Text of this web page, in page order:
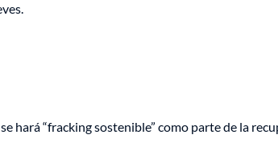
hará “fracking sostenible” como parte de la